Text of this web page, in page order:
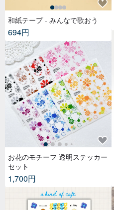
和紙テープ - みんなで歌おう
694円
お花のモチーフ 透明ステッカー
セット
1,700円